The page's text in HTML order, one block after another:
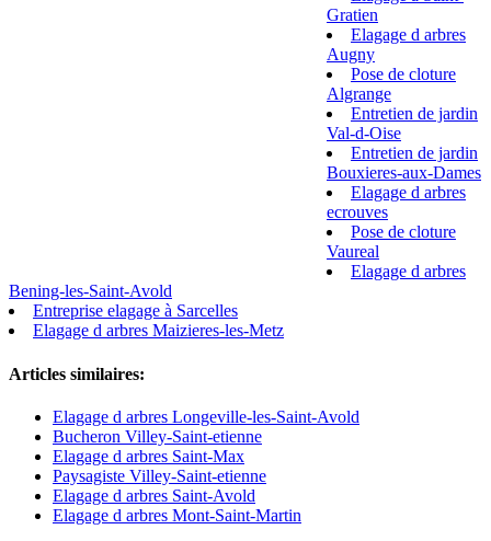
Gratien
Elagage d arbres
Augny
Pose de cloture
Algrange
Entretien de jardin
Val-d-Oise
Entretien de jardin
Bouxieres-aux-Dames
Elagage d arbres
ecrouves
Pose de cloture
Vaureal
Elagage d arbres
Bening-les-Saint-Avold
Entreprise elagage à Sarcelles
Elagage d arbres Maizieres-les-Metz
Articles similaires:
Elagage d arbres Longeville-les-Saint-Avold
Bucheron Villey-Saint-etienne
Elagage d arbres Saint-Max
Paysagiste Villey-Saint-etienne
Elagage d arbres Saint-Avold
Elagage d arbres Mont-Saint-Martin